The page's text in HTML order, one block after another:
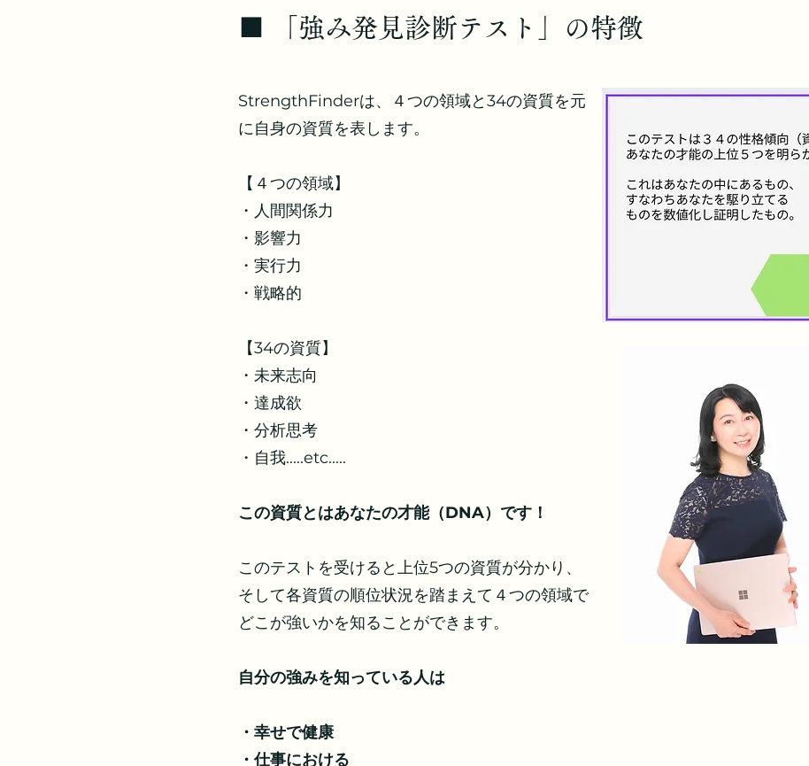
​■ 「強み発見診断テスト」の特徴
StrengthFinderは、４つの領域と34の資質を元
に自身の資質を表します。
【４つの領域】
・人間関係力
・影響力
・実行力
・戦略的
【34の資質】
・未来志向
・達成欲
・分析思考
・自我.....etc.....
この資質とはあなたの才能（DNA）です！
このテストを受けると上位5つの資質が分かり、
そして各資質の順位状況を踏まえて４つの領域で
どこが強いかを知ることができます。
自分の強みを知っている人は
・幸せで健康
・仕事における